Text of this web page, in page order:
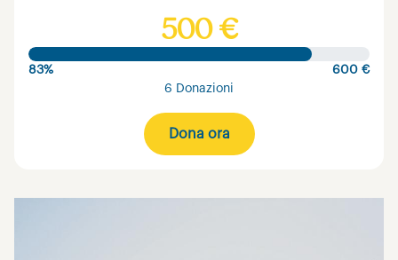
500 €
83%
600 €
6 Donazioni
Dona ora